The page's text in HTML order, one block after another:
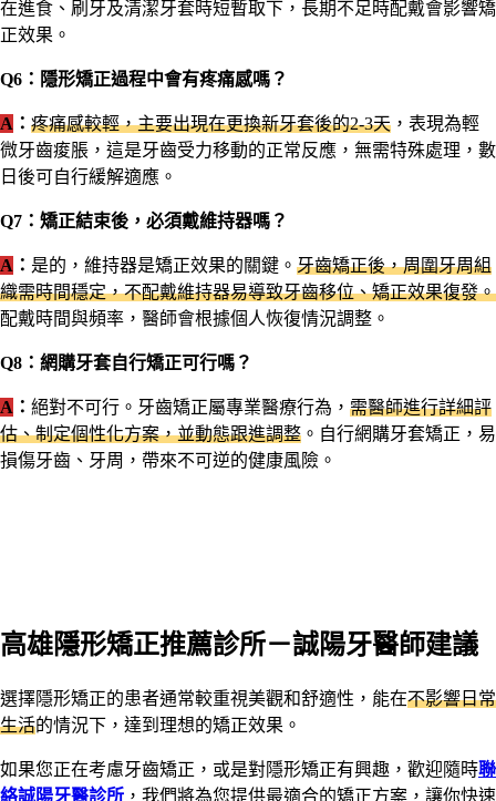
在進食、刷牙及清潔牙套時短暫取下，長期不足時配戴會影響矯
正效果。
Q6：隱形矯正過程中會有疼痛感嗎？
A ： 疼痛感較輕，主要出現在更換新牙套後的2-3天 ，表現為輕
微牙齒痠脹，這是牙齒受力移動的正常反應，無需特殊處理，數
日後可自行緩解適應。
Q7：矯正結束後，必須戴維持器嗎？
A ： 是的，維持器是矯正效果的關鍵。 牙齒矯正後，周圍牙周組
織需時間穩定，不配戴維持器易導致牙齒移位、矯正效果復發。
配戴時間與頻率，醫師會根據個人恢復情況調整。
Q8：網購牙套自行矯正可行嗎？
A ： 絕對不可行。牙齒矯正屬專業醫療行為， 需醫師進行詳細評
估、制定個性化方案，並動態跟進調整 。自行網購牙套矯正，易
損傷牙齒、牙周，帶來不可逆的健康風險。
高雄隱形矯正推薦診所－誠陽牙醫師建議
選擇隱形矯正的患者通常較重視美觀和舒適性，能在不影響日常
生活的情況下，達到理想的矯正效果。
如果您正在考慮牙齒矯正，或是對隱形矯正有興趣，歡迎隨時聯
絡誠陽牙醫診所 ，我們將為您提供最適合的矯正方案，讓你快速